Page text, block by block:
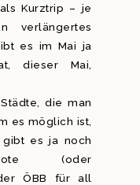
Kurztrip – je
verlängertes
es im Mai ja
dieser Mai,
die man
es möglich ist,
gibt es ja noch
(oder
ÖBB für all